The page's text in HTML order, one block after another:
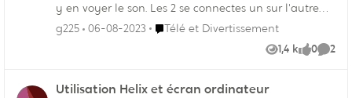
y en voyer le son. Les 2 se connectes un sur l'autre
mais aucun son. Cela indique le nom du terminal
que je lui aie assignée et musique dans Windows. Je
vois bien mon nom d'ordinateur dans Helix. Cela
ne pas correct mais bon j'ai essayé..
g225 06-08-2023 Endroit Télé et Divertissement
Télé et Divertissement
1,4 k
Vues 0
like 2
Utilisation Helix et écran ordinateur